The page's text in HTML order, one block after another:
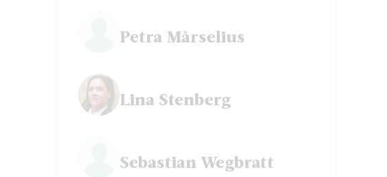
Petra Mårselius
Lina Stenberg
Sebastian Wegbratt